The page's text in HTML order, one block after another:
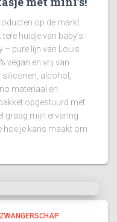
op de markt
huidje van baby’s
– pure lijn van Louis
vegan en vrij van
alcohol,
materiaal en
opgestuurd met
graag mijn ervaring
hoe je kans maakt om
ZWANGERSCHAP